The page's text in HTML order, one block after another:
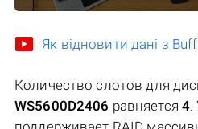
Як відновити дані з
Количество слотов для
WS5600D2406 равняется 4.